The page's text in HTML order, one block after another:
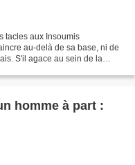
tacles aux Insoumis
au-delà de sa base, ni de
S'il agace au sein de la
homme à part :